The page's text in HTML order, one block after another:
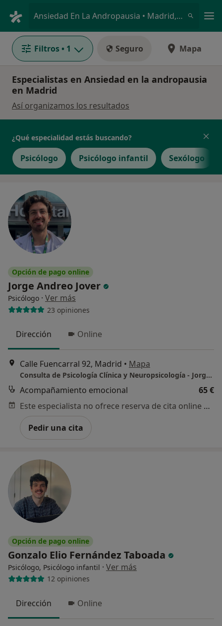
Ansiedad En La Andropausia • Madrid, Madrid
Filtros • 1 Seguro Mapa
Especialistas en Ansiedad en la andropausia
en Madrid
Así organizamos los resultados
¿Qué especialidad estás buscando?
Psicólogo Psicólogo infantil Sexólogo
Opción de pago online
Jorge Andreo Jover
Psicólogo · Ver más
23 opiniones
Dirección Online
Calle Fuencarral 92, Madrid • Mapa
Consulta de Psicología Clínica y Neuropsicología - Jorge Andreo
Acompañamiento emocional
65 €
Este especialista no ofrece reserva de cita online en esta dirección.
Pedir una cita
Opción de pago online
Gonzalo Elio Fernández Taboada
Psicólogo, Psicólogo infantil · Ver más
12 opiniones
Dirección Online